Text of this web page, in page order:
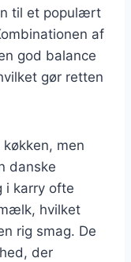
til et populært
af
god balance
gør retten
men
danske
i karry ofte
hvilket
rig smag. De
der